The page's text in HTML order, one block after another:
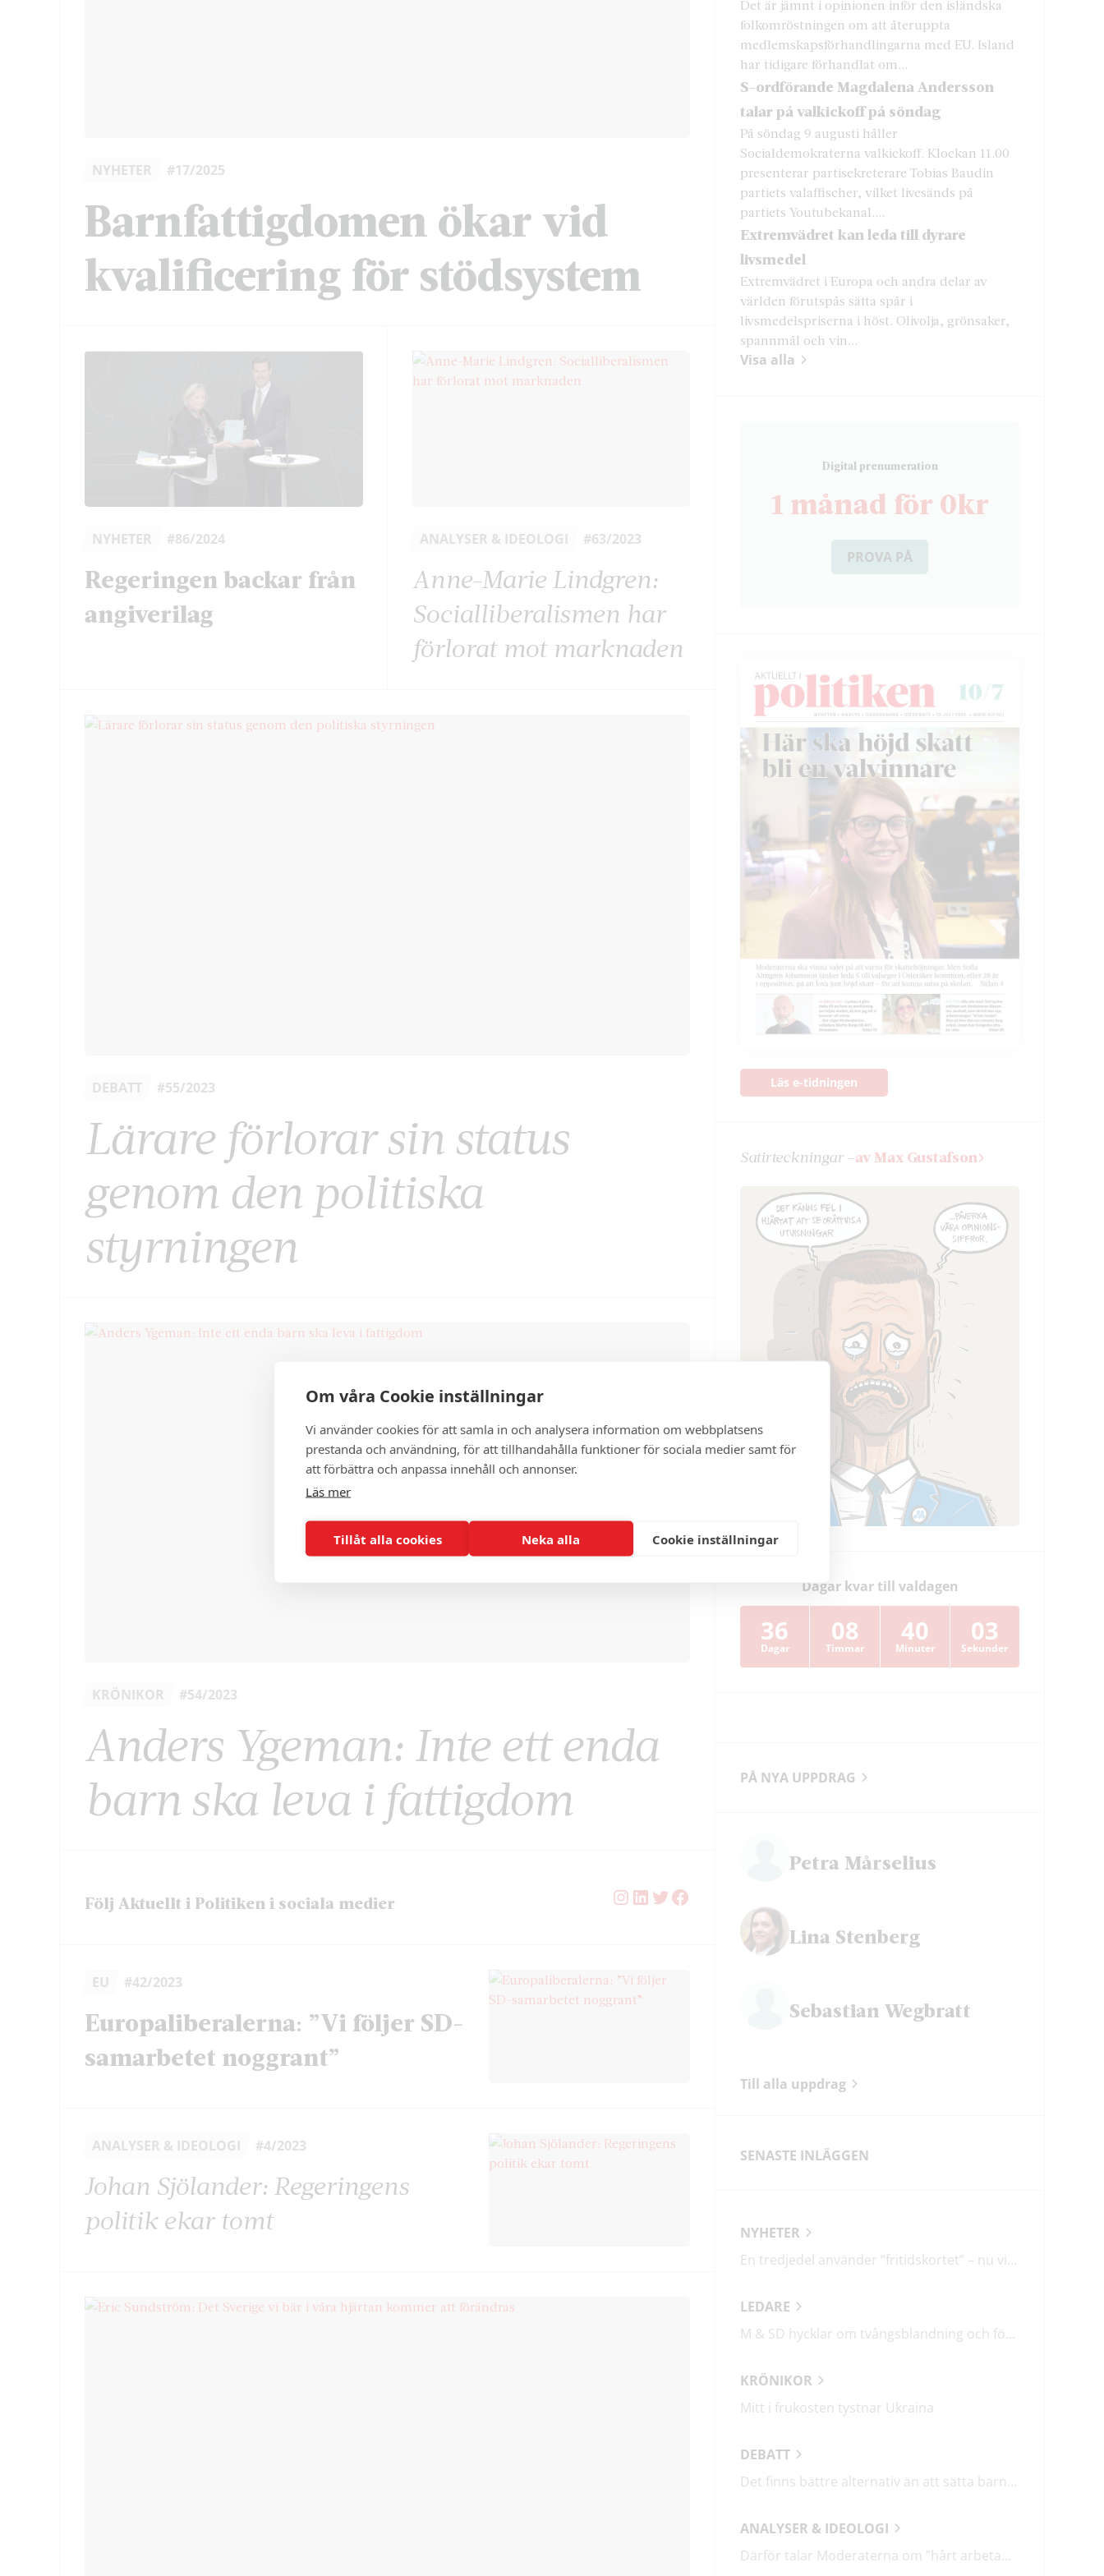
Om våra Cookie inställningar
Vi använder cookies för att samla in och analysera information om webbplatsens
prestanda och användning, för att tillhandahålla funktioner för sociala medier samt för
att förbättra och anpassa innehåll och annonser.
Läs mer
Tillåt alla cookies Neka alla Cookie inställningar
NYHETER #17/2025
Barnfattigdomen ökar vid
kvalificering för stödsystem
NYHETER #86/2024
Regeringen backar från
angiverilag
ANALYSER & IDEOLOGI #63/2023
Anne-Marie Lindgren:
Socialliberalismen har
förlorat mot marknaden
DEBATT #55/2023
Lärare förlorar sin status
genom den politiska
styrningen
KRÖNIKOR #54/2023
Anders Ygeman: Inte ett enda
barn ska leva i fattigdom
Följ Aktuellt i Politiken i sociala medier Instagram
LinkedIn
Twitter
Facebook
EU #42/2023
Europaliberalerna: ”Vi följer SD-
samarbetet noggrant”
ANALYSER & IDEOLOGI #4/2023
Johan Sjölander: Regeringens
politik ekar tomt
Det är jämnt i opinionen inför den isländska
folkomröstningen om att återuppta
medlemskapsförhandlingarna med EU. Island
har tidigare förhandlat om...
S-ordförande Magdalena Andersson
talar på valkickoff på söndag
På söndag 9 augusti håller
Socialdemokraterna valkickoff. Klockan 11.00
presenterar partisekreterare Tobias Baudin
partiets valaffischer, vilket livesänds på
partiets Youtubekanal....
Extremvädret kan leda till dyrare
livsmedel
Extremvädret i Europa och andra delar av
världen förutspås sätta spår i
livsmedelspriserna i höst. Olivolja, grönsaker,
spannmål och vin...
Visa alla
Digital prenumeration
1 månad för 0kr
PROVA PÅ
Läs e-tidningen
Satir­teckningar –av Max Gustafson
Dagar kvar till valdagen
36
Dagar
08
Timmar
40
Minuter
02
Sekunder
PÅ NYA UPPDRAG
Petra Mårselius
Lina Stenberg
Sebastian Wegbratt
Till alla uppdrag
SENASTE INLÄGGEN
NYHETER
En tredjedel använder ”fritidskortet” – nu vill regeringen utveckla det
LEDARE
M & SD hycklar om tvångsblandning och förvärrar segregationen
KRÖNIKOR
Mitt i frukosten tystnar Ukraina
DEBATT
Det finns bättre alternativ än att sätta barn i fängelse
ANALYSER & IDEOLOGI
Därför talar Moderaterna om ”hårt arbetande människor”